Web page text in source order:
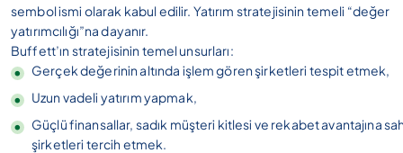
sembol ismi olarak kabul edilir. Yatırım stratejisinin temeli “değer
yatırımcılığı”na dayanır.
Buffett’ın stratejisinin temel unsurları:
Gerçek değerinin altında işlem gören şirketleri tespit etmek,
Uzun vadeli yatırım yapmak,
Güçlü finansallar, sadık müşteri kitlesi ve rekabet avantajına
şirketleri tercih etmek.